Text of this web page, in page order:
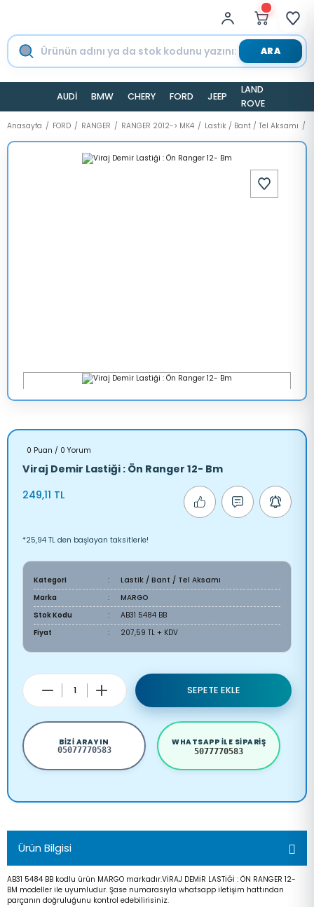
ARA
AUDİ BMW CHERY FORD JEEP
LAND
ROVER
Anasayfa FORD RANGER RANGER 2012-> MK4 Lastik / Bant / Tel Aksamı
0 Puan / 0 Yorum
Viraj Demir Lastiği : Ön Ranger 12- Bm
249,11 TL
*25,94 TL den başlayan taksitlerle!
Kategori
Lastik / Bant / Tel Aksamı
Marka
MARGO
Stok Kodu
AB31 5484 BB
Fiyat
207,59 TL + KDV
SEPETE EKLE
BIZI ARAYIN
05077770583
WHATSAPP ILE SIPARIŞ
5077770583
Ürün Bilgisi
AB31 5484 BB kodlu ürün MARGO markadır.VİRAJ DEMİR LASTİĞİ : ÖN RANGER 12-
BM modeller ile uyumludur. Şase numarasıyla whatsapp iletişim hattından
parçanın doğruluğunu kontrol edebilirisiniz.